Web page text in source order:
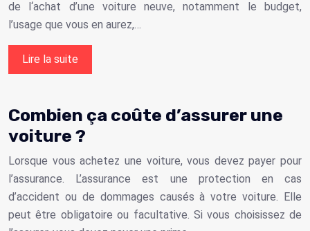
de l‘achat d’une voiture neuve, notamment le budget,
l’usage que vous en aurez,…
Lire la suite
Combien ça coûte d’assurer une
voiture ?
Lorsque vous achetez une voiture, vous devez payer pour
l’assurance. L’assurance est une protection en cas
d’accident ou de dommages causés à votre voiture. Elle
peut être obligatoire ou facultative. Si vous choisissez de